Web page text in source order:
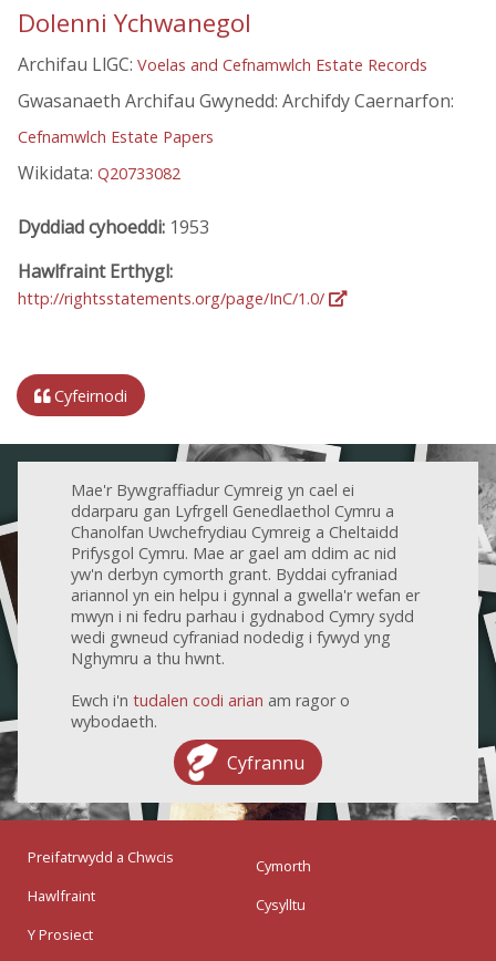
Dolenni Ychwanegol
Archifau LlGC: Voelas and Cefnamwlch Estate Records
Gwasanaeth Archifau Gwynedd: Archifdy Caernarfon:
Cefnamwlch Estate Papers
Wikidata: Q20733082
Dyddiad cyhoeddi: 1953
Hawlfraint Erthygl:
http://rightsstatements.org/page/InC/1.0/
Cyfeirnodi
Mae'r Bywgraffiadur Cymreig yn cael ei
ddarparu gan Lyfrgell Genedlaethol Cymru a
Chanolfan Uwchefrydiau Cymreig a Cheltaidd
Prifysgol Cymru. Mae ar gael am ddim ac nid
yw'n derbyn cymorth grant. Byddai cyfraniad
ariannol yn ein helpu i gynnal a gwella'r wefan er
mwyn i ni fedru parhau i gydnabod Cymry sydd
wedi gwneud cyfraniad nodedig i fywyd yng
Nghymru a thu hwnt.
Ewch i'n tudalen codi arian am ragor o
wybodaeth.
Cyfrannu
Preifatrwydd a Chwcis
Hawlfraint
Y Prosiect
Cymorth
Cysylltu